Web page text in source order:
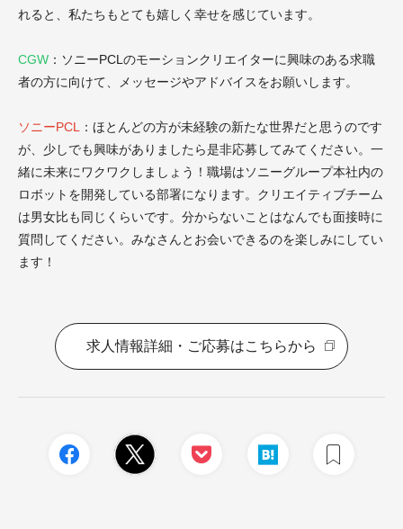
れると、私たちもとても嬉しく幸せを感じています。
CGW ：ソニーPCL のモーションクリエイターに興味のある求職
者の方に向けて、メッセージやアドバイスをお願いします。
ソニーPCL
：ほとんどの方が未経験の新たな世界だと思うのです
が、少しでも興味がありましたら是非応募してみてください。一
緒に未来にワクワクしましょう！職場はソニーグループ本社内の
ロボットを開発している部署になります。クリエイティブチーム
は男女比も同じくらいです。分からないことはなんでも面接時に
質問してください。みなさんとお会いできるのを楽しみにしてい
ます！
求人情報詳細・ご応募はこちらから